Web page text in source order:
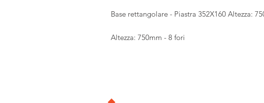
Base rettangolare - Piastra 352X160 Altezza:
Altezza: 750mm - 8 fori